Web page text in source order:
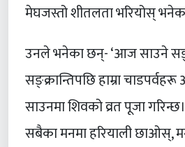
मेघजस्तो शीतलता भरियोस्
उनले भनेका छन्- ‘आज साउने
सङ्क्रान्तिपछि हाम्रा
साउनमा शिवको व्रत पूजा
सबैका मनमा हरियाली छाओस्,